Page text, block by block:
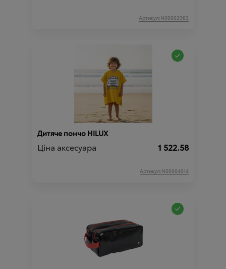
Артикул:N00003983
Дитяче пончо HILUX
Ціна аксесуара 1 522.58
Артикул:N00004014